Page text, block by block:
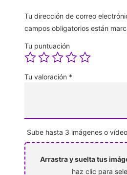
Tu dirección de correo
campos obligatorios están
Tu puntuación
Tu valoración *
Sube hasta 3 imágenes o
Arrastra y suelta tus
haz clic para